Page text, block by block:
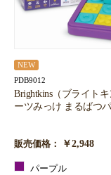
NEW
PDB9012
Brightkins（ブライト
ーツみっけ まるばつ
販売価格： ￥2,948
パープル